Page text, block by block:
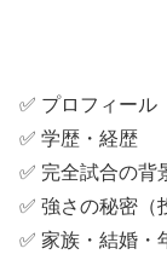
✅ プロフィール
✅ 学歴・経歴
✅ 完全試合の背
✅ 強さの秘密（
✅ 家族・結婚・